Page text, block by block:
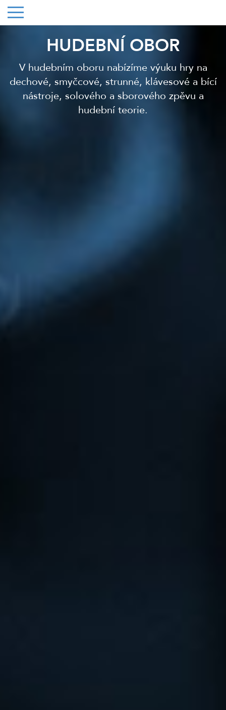
HUDEBNÍ OBOR
V hudebním oboru nabízíme výuku hry na
dechové, smyčcové, strunné, klávesové a bící
nástroje, solového a sborového zpěvu a
hudební teorie.